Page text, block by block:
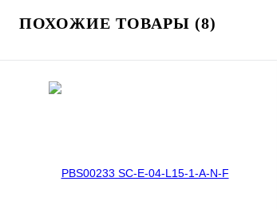
ПОХОЖИЕ ТОВАРЫ (8)